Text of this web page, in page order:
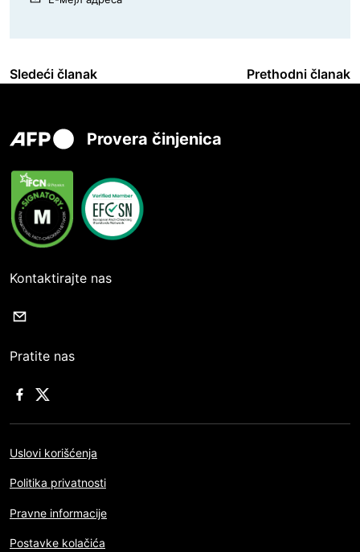
Sledeći članak Prethodni članak
Provera činjenica
Kontaktirajte nas
Pratite nas
Uslovi korišćenja
Politika privatnosti
Pravne informacije
Postavke kolačića